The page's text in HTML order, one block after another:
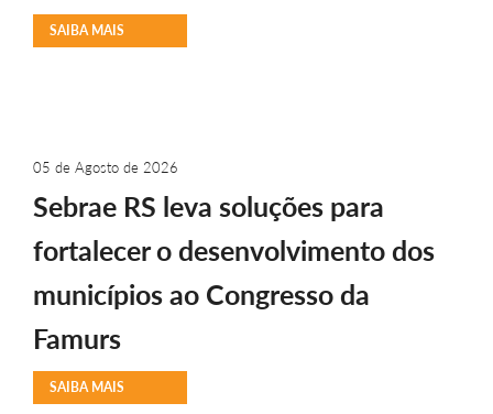
SAIBA MAIS
05 de Agosto de 2026
Sebrae RS leva soluções para
fortalecer o desenvolvimento dos
municípios ao Congresso da
Famurs
SAIBA MAIS